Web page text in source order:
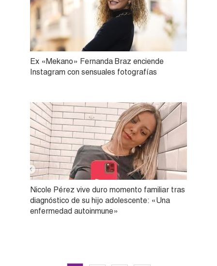
Ex «Mekano» Fernanda Braz enciende
Instagram con sensuales fotografías
Nicole Pérez vive duro momento familiar tras
diagnóstico de su hijo adolescente: «Una
enfermedad autoinmune»